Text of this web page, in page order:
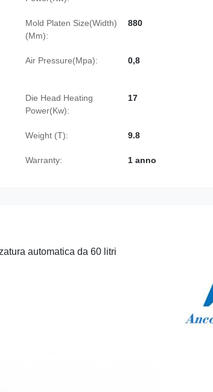
Mold Platen Size(Width)
(Mm):
880
Air Pressure(Mpa): 0,8
Die Head Heating
Power(Kw):
17
Weight (T): 9.8
Warranty: 1 anno
automatica da 60 litri